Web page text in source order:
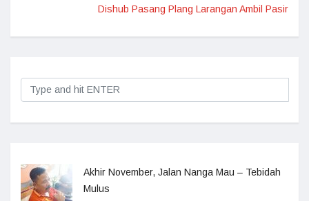
Dishub Pasang Plang Larangan Ambil Pasir
Akhir November, Jalan Nanga Mau – Tebidah
Mulus